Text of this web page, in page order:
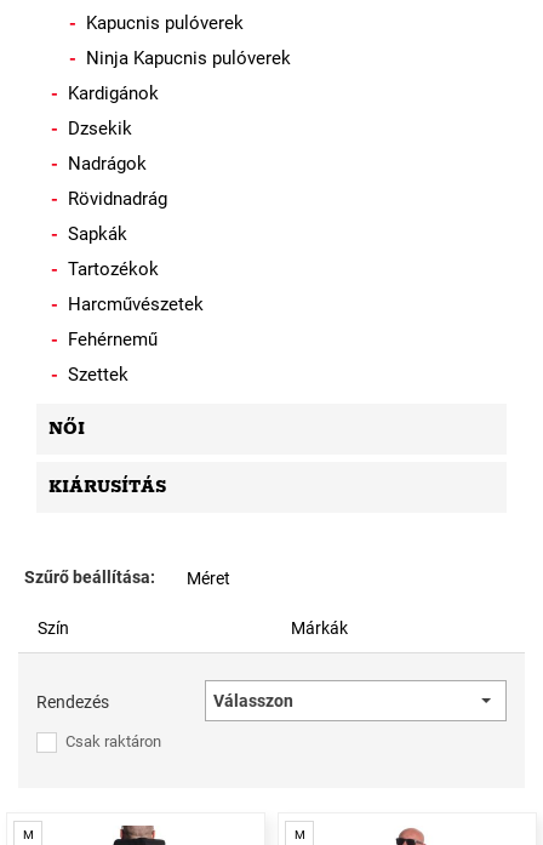
Kapucnis pulóverek
Ninja Kapucnis pulóverek
Kardigánok
Dzsekik
Nadrágok
Rövidnadrág
Sapkák
Tartozékok
Harcművészetek
Fehérnemű
Szettek
NŐI
KIÁRUSÍTÁS
Szűrő beállítása: Méret
Szín Márkák
Rendezés Válasszon
Csak raktáron
M M